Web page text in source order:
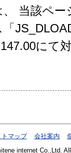
当該ペ
にて
トマップ 会社案内
internet Co.,Ltd.